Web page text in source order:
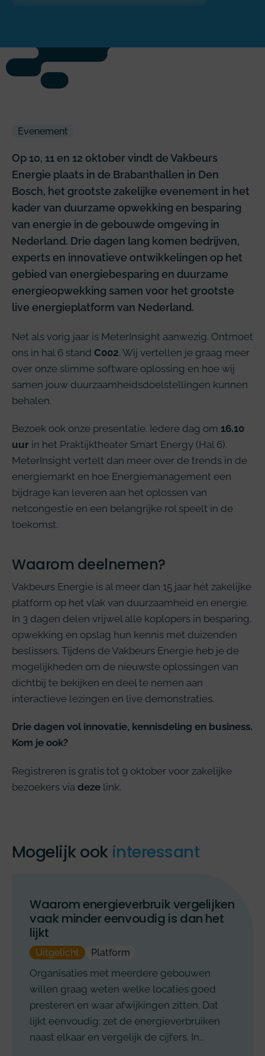
Evenement
Op 10, 11 en 12 oktober vindt de Vakbeurs
Energie plaats in de Brabanthallen in Den
Bosch, het grootste zakelijke evenement in het
kader van duurzame opwekking en besparing
van energie in de gebouwde omgeving in
Nederland. Drie dagen lang komen bedrijven,
experts en innovatieve ontwikkelingen op het
gebied van energiebesparing en duurzame
energieopwekking samen voor het grootste
live energieplatform van Nederland.
Net als vorig jaar is MeterInsight aanwezig. Ontmoet
ons in hal 6 stand C002. Wij vertellen je graag meer
over onze slimme software oplossing en hoe wij
samen jouw duurzaamheidsdoelstellingen kunnen
behalen.
Bezoek ook onze presentatie. Iedere dag om 16.10
uur in het Praktijktheater Smart Energy (Hal 6).
MeterInsight vertelt dan meer over de trends in de
energiemarkt en hoe Energiemanagement een
bijdrage kan leveren aan het oplossen van
netcongestie en een belangrijke rol speelt in de
toekomst.
Waarom deelnemen?
Vakbeurs Energie is al meer dan 15 jaar hét zakelijke
platform op het vlak van duurzaamheid en energie.
In 3 dagen delen vrijwel alle koplopers in besparing,
opwekking en opslag hun kennis met duizenden
beslissers. Tijdens de Vakbeurs Energie heb je de
mogelijkheden om de nieuwste oplossingen van
dichtbij te bekijken en deel te nemen aan
interactieve lezingen en live demonstraties.
Drie dagen vol innovatie, kennisdeling en business.
Kom je ook?
Registreren is gratis tot 9 oktober voor zakelijke
bezoekers via deze link.
Mogelijk ook interessant
Waarom energieverbruik vergelijken
vaak minder eenvoudig is dan het
lijkt
Uitgelicht Platform
Organisaties met meerdere gebouwen
willen graag weten welke locaties goed
presteren en waar afwijkingen zitten. Dat
lijkt eenvoudig: zet de energieverbruiken
naast elkaar en vergelijk de cijfers. In…